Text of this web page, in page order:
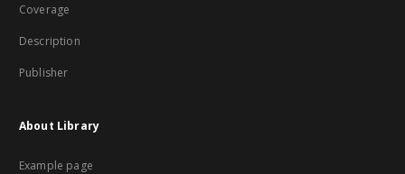
Coverage
Description
Publisher
About Library
Example page